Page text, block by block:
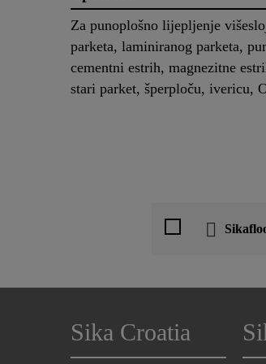
Za punoplošno lijepljenje
parketa, laminiranog parketa,
cementni estrih, magnezitne
stari parket, šperploču, ivericu,
Sika Croatia